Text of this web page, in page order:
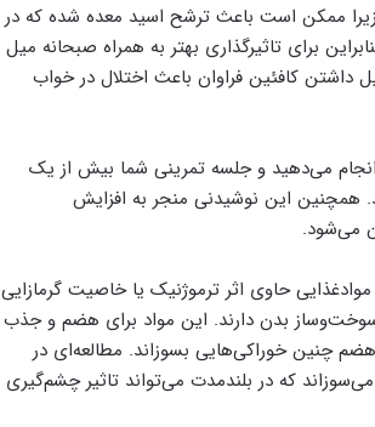
ممکن است باعث ترشح اسید معده شده که در
برای تاثیرگذاری بهتر به همراه صبحانه میل
داشتن کافئین فراوان باعث اختلال در خواب
می‌دهید و جلسه تمرینی شما بیش از یک
این نوشیدنی منجر به افزایش
می‌شود.
حاوی اثر ترموژنیک یا خاصیت گرمازایی
بدن دارند. این مواد برای هضم و جذب
چنین خوراکی‌هایی بسوزاند. مطالعه‌ای در
مصرف ۱۰۰ میلی‌گرم کافئین در روز ۸۰ تا ۱۵۰ کالری می‌سوزاند که در بلندمدت می‌تواند تاثیر چشم‌گیری